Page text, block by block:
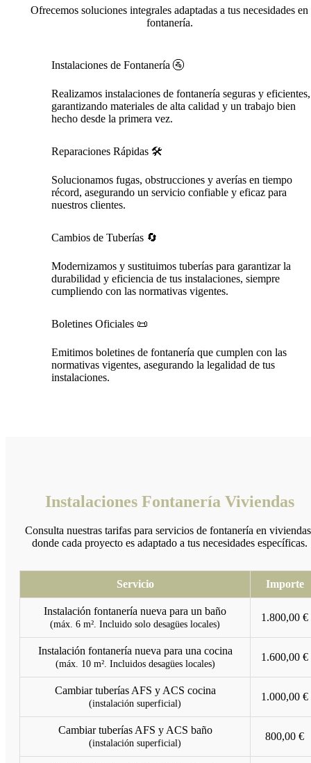
Ofrecemos soluciones integrales adaptadas a tus necesidades en
fontanería.
Instalaciones de Fontanería 🚰
Realizamos instalaciones de fontanería seguras y eficientes,
garantizando materiales de alta calidad y un trabajo bien
hecho desde la primera vez.
Reparaciones Rápidas 🛠️
Solucionamos fugas, obstrucciones y averías en tiempo
récord, asegurando un servicio confiable y eficaz para
nuestros clientes.
Cambios de Tuberías 🔄
Modernizamos y sustituimos tuberías para garantizar la
durabilidad y eficiencia de tus instalaciones, siempre
cumpliendo con las normativas vigentes.
Boletines Oficiales 📜
Emitimos boletines de fontanería que cumplen con las
normativas vigentes, asegurando la legalidad de tus
instalaciones.
Instalaciones Fontanería Viviendas
Consulta nuestras tarifas para servicios de fontanería en
donde cada proyecto es adaptado a tus necesidades específicas.
Servicio Importe
Instalación fontanería nueva para un baño
(máx. 6 m². Incluido solo desagües locales)
1.800,00 €
Instalación fontanería nueva para una cocina
(máx. 10 m². Incluidos desagües locales)
1.600,00 €
Cambiar tuberías AFS y ACS cocina
(instalación superficial)
1.000,00 €
Cambiar tuberías AFS y ACS baño
(instalación superficial)
800,00 €